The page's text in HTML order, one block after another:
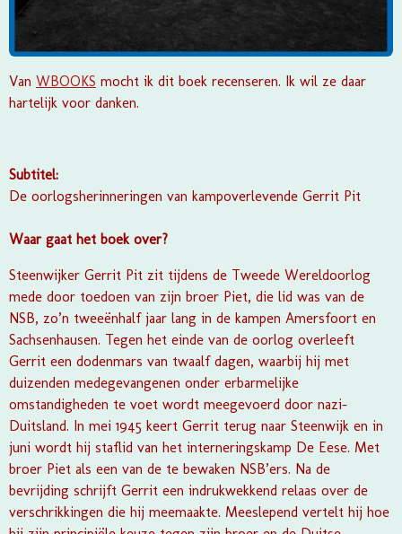
Van WBOOKS mocht ik dit boek recenseren. Ik wil ze daar
hartelijk voor danken.
Subtitel:
De oorlogsherinneringen van kampoverlevende Gerrit Pit
Waar gaat het boek over?
Steenwijker Gerrit Pit zit tijdens de Tweede Wereldoorlog
mede door toedoen van zijn broer Piet, die lid was van de
NSB, zo’n tweeënhalf jaar lang in de kampen Amersfoort en
Sachsenhausen. Tegen het einde van de oorlog overleeft
Gerrit een dodenmars van twaalf dagen, waarbij hij met
duizenden medegevangenen onder erbarmelijke
omstandigheden te voet wordt meegevoerd door nazi-
Duitsland. In mei 1945 keert Gerrit terug naar Steenwijk en in
juni wordt hij staflid van het interneringskamp De Eese. Met
broer Piet als een van de te bewaken NSB’ers. Na de
bevrijding schrijft Gerrit een indrukwekkend relaas over de
verschrikkingen die hij meemaakte. Meeslepend vertelt hij hoe